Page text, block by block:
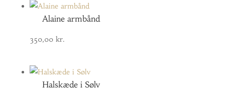
Alaine armbånd
350,00 kr.
Halskæde i Sølv